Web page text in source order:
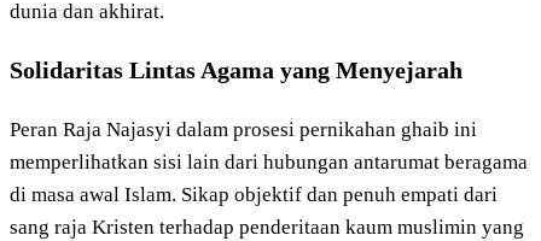
dunia dan akhirat.
Solidaritas Lintas Agama yang Menyejarah
Peran Raja Najasyi dalam prosesi pernikahan ghaib ini
memperlihatkan sisi lain dari hubungan antarumat beragama
di masa awal Islam. Sikap objektif dan penuh empati dari
sang raja Kristen terhadap penderitaan kaum muslimin yang